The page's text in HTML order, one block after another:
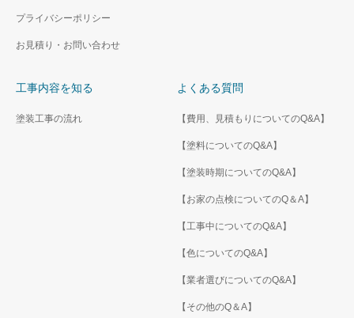
プライバシーポリシー
お見積り・お問い合わせ
工事内容を知る
塗装工事の流れ
よくある質問
【費用、見積もりについてのQ&A】
【塗料についてのQ&A】
【塗装時期についてのQ&A】
【お家の点検についてのQ＆A】
【工事中についてのQ&A】
【色についてのQ&A】
【業者選びについてのQ&A】
【その他のQ＆A】